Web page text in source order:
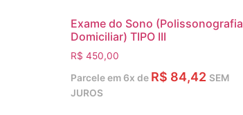
Exame do Sono (Polissonografia
Domiciliar) TIPO III
R$ 450,00
Parcele em 6x de R$ 84,42 SEM
JUROS